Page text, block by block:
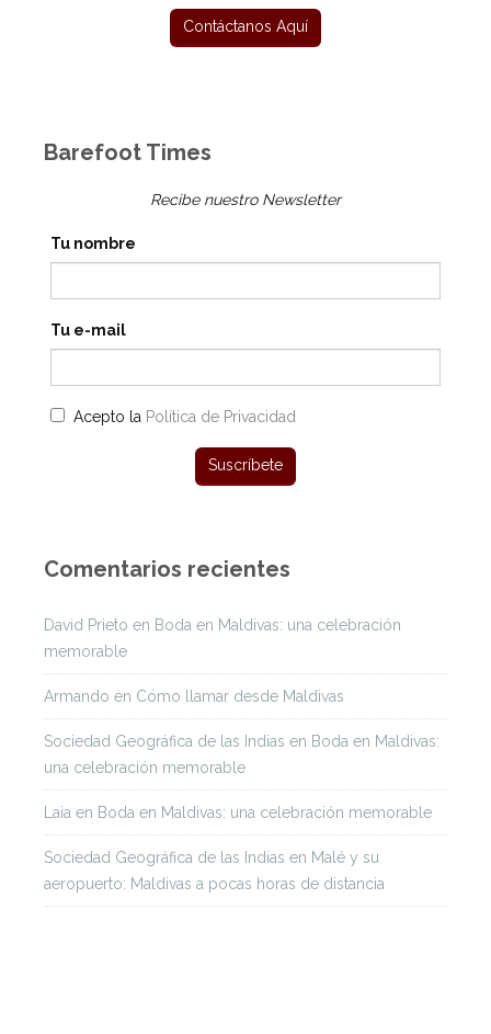
Barefoot Times
Recibe nuestro Newsletter
Tu nombre
Tu e-mail
Acepto la Política de Privacidad
Comentarios recientes
David Prieto en Boda en Maldivas: una celebración
memorable
Armando en Cómo llamar desde Maldivas
Sociedad Geográfica de las Indias en Boda en Maldivas:
una celebración memorable
Laia en Boda en Maldivas: una celebración memorable
Sociedad Geográfica de las Indias en Malé y su
aeropuerto: Maldivas a pocas horas de distancia